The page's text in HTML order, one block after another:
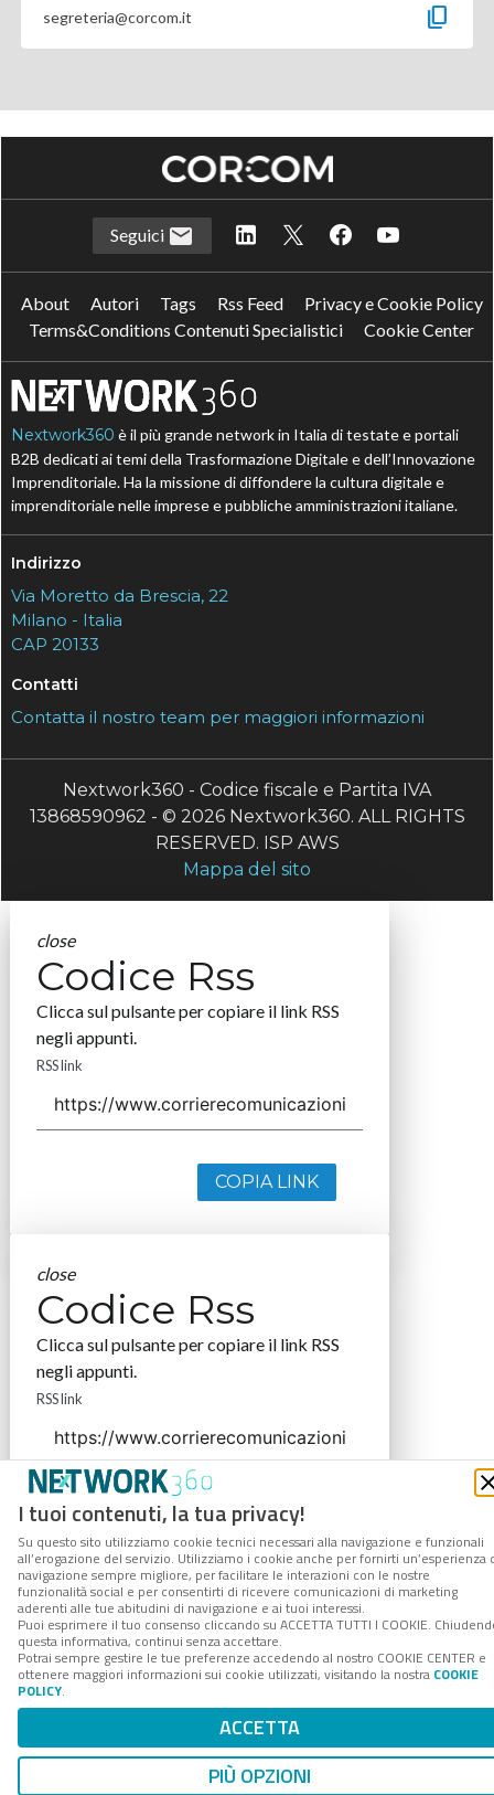
segreteria@corcom.it content_copy
I tuoi contenuti, la tua privacy!
Su questo sito utilizziamo cookie tecnici necessari alla navigazione e funzionali
all’erogazione del servizio. Utilizziamo i cookie anche per fornirti un’esperienza
navigazione sempre migliore, per facilitare le interazioni con le nostre
funzionalità social e per consentirti di ricevere comunicazioni di marketing
aderenti alle tue abitudini di navigazione e ai tuoi interessi.
Puoi esprimere il tuo consenso cliccando su ACCETTA TUTTI I COOKIE.
questa informativa, continui senza accettare.
Potrai sempre gestire le tue preferenze accedendo al nostro COOKIE CENTER e
ottenere maggiori informazioni sui cookie utilizzati, visitando la nostra COOKIE
POLICY.
ACCETTA
PIÙ OPZIONI
Seguici
About Autori Tags Rss Feed
Privacy e Cookie Policy
Terms&Conditions Contenuti Specialistici
Cookie Center
Nextwork360 è il più grande network in Italia di testate e portali
B2B dedicati ai temi della Trasformazione Digitale e dell’Innovazione
Imprenditoriale. Ha la missione di diffondere la cultura digitale e
imprenditoriale nelle imprese e pubbliche amministrazioni italiane.
Indirizzo
Via Moretto da Brescia, 22
Milano - Italia
CAP 20133
Contatti
Contatta il nostro team per maggiori informazioni
Nextwork360 - Codice fiscale e Partita IVA
13868590962 - © 2026 Nextwork360. ALL RIGHTS
RESERVED. ISP AWS
Mappa del sito
close
Codice Rss
Clicca sul pulsante per copiare il link RSS
negli appunti.
RSS link
COPIA LINK
close
Codice Rss
Clicca sul pulsante per copiare il link RSS
negli appunti.
RSS link
COPIA LINK